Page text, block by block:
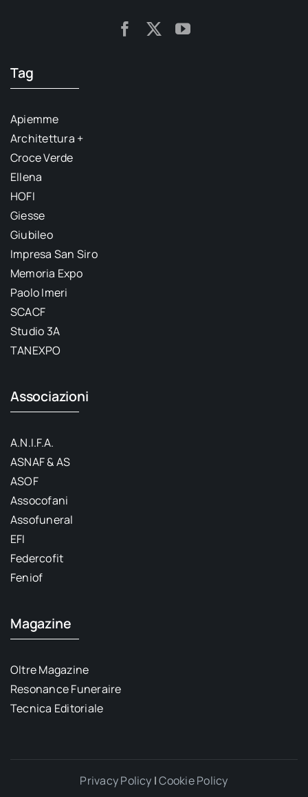
Tag
Apiemme
Architettura +
Croce Verde
Ellena
HOFI
Giesse
Giubileo
Impresa San Siro
Memoria Expo
Paolo Imeri
SCACF
Studio 3A
TANEXPO
Associazioni
A.N.I.F.A.
ASNAF & AS
ASOF
Assocofani
Assofuneral
EFI
Federcofit
Feniof
Magazine
Oltre Magazine
Resonance Funeraire
Tecnica Editoriale
Privacy Policy |Cookie Policy